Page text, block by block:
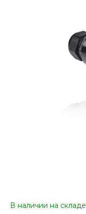
В наличии на складе